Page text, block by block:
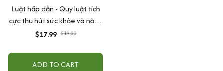
Luật hấp dẫn - Quy luật tích
cực thu hút sức khỏe và năng
lượng tự chữa lành
$17.99 $19.00
ADD TO CART